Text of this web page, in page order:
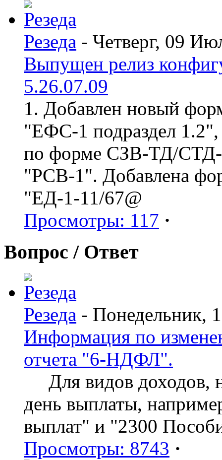
Резеда - Четверг, 09
Выпущен релиз
5.26.07.09
1. Добавлен новый
"ЕФС-1 подраздел
по форме СЗВ-ТД/СТД-
"РСВ-1". Добавлена
"ЕД-1-11/67@
Просмотры: 117 ·
Вопрос / Ответ
Резеда - Понедельник,
Информация по
отчета "6-НДФЛ".
Для видов доходов,
день выплаты,
выплат" и "2300
Просмотры: 8743 ·